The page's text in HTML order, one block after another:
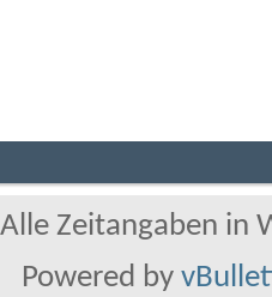
Alle Zeitangaben in
Powered by